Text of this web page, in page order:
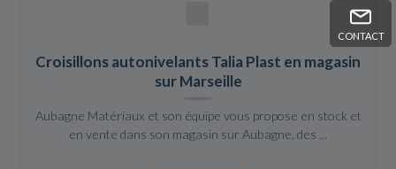
CONTACT
Croisillons autonivelants Talia Plast en magasin
sur Marseille
Aubagne Matériaux et son équipe vous propose en stock et
en vente dans son magasin sur Aubagne, des ...